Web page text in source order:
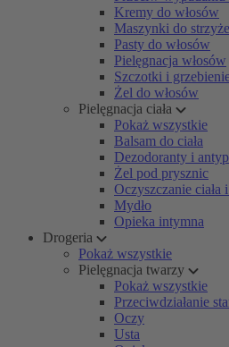
Kremy do włosów
Maszynki do
Pasty do włosów
Pielęgnacja włosów
Szczotki i
Żel do włosów
Pielęgnacja ciała
Pokaż wszystkie
Balsam do ciała
Dezodoranty i
Żel pod prysznic
Oczyszczanie ciała
Mydło
Opieka intymna
Drogeria
Pokaż wszystkie
Pielęgnacja twarzy
Pokaż wszystkie
Przeciwdziałanie
Oczy
Usta